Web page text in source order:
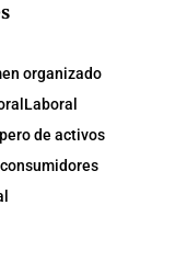
organizado
Laboral
de activos